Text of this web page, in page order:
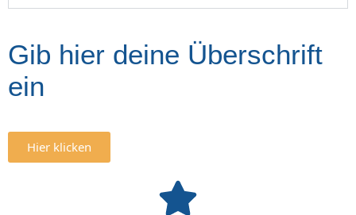
Gib hier deine Überschrift
ein
Hier klicken